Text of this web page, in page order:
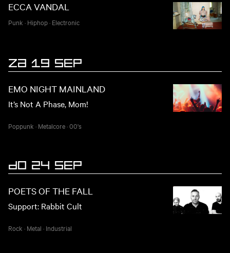
ECCA VANDAL
Punk · Hiphop· Electronic
ZA 19 SEP
EMO NIGHT MAINLAND
It’s Not A Phase, Mom!
Poppunk · Metalcore·00's
DO 24 SEP
POETS OF THE FALL
Support: Rabbit Cult
Rock · Metal · Industrial